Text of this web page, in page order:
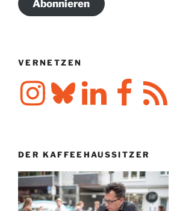
Abonnieren
VERNETZEN
InstagramBlueskyLinkedIn FacebookRSS-
Feed
DER KAFFEEHAUSSITZER